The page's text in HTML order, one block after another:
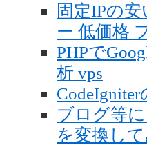
固定IPの
ー 低価格
PHPで
析 vps
ブログ等
を変換し